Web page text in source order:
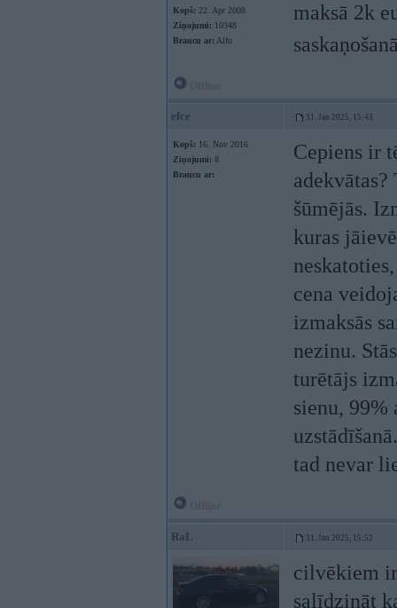
Kopš: 22. Apr 2008
Ziņojumi: 10348
Braucu ar: Alfu
maksā 2k
efce 31. Jan 2025, 15:43
Kopš: 16. Nov 2016
Ziņojumi: 8
Braucu ar:
Cepiens ir
šūmējās.
kuras
cena
izmaksās
nezinu.
turētājs
sienu, 99%
tad nevar
RaL 31. Jan 2025, 15:52
cilvēkiem
salīdzināt